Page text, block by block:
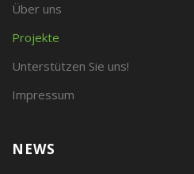
Über uns
Projekte
Unterstützen Sie uns!
Impressum
NEWS